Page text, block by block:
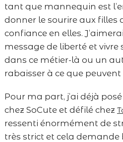
tant que mannequin est
donner le sourire aux filles
confiance en elles.
message de liberté et vivre
dans ce métier-là ou un
rabaisser à ce que peuvent
Pour ma part, j’ai déjà
chez SoCute et défilé chez
ressenti énormément de
très strict et cela